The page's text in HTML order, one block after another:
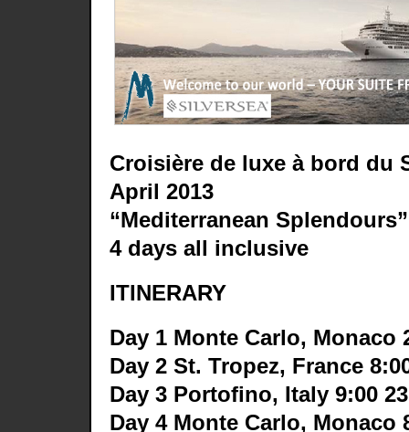
Croisière de luxe à bord du
April 2013
“Mediterranean Splendours”
4 days all inclusive
ITINERARY
Day 1 Monte Carlo, Monaco
Day 2 St. Tropez, France
Day 3 Portofino, Italy 9:00
Day 4 Monte Carlo, Monaco